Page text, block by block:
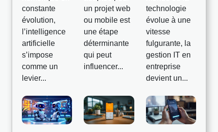
constante
évolution,
l’intelligence
artificielle
s’impose
comme un
levier...
un projet web
ou mobile est
une étape
déterminante
qui peut
influencer...
technologie
évolue à une
vitesse
fulgurante, la
gestion IT en
entreprise
devient un...